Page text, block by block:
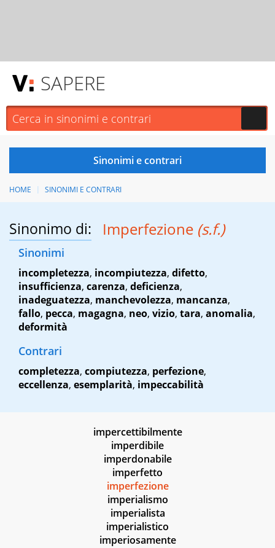
SAPERE
HOME SINONIMI E CONTRARI
Sinonimo di: Imperfezione (s.f.)
Sinonimi
incompletezza, incompiutezza, difetto,
insufficienza, carenza, deficienza,
inadeguatezza, manchevolezza, mancanza,
fallo, pecca, magagna, neo, vizio, tara, anomalia,
deformità
Contrari
completezza, compiutezza, perfezione,
eccellenza, esemplarità, impeccabilità
impercettibilmente
imperdibile
imperdonabile
imperfetto
imperfezione
imperialismo
imperialista
imperialistico
imperiosamente